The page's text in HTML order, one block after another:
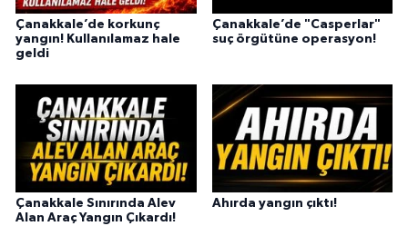
Çanakkale’de korkunç
yangın! Kullanılamaz hale
geldi
Çanakkale’de "Casperlar"
suç örgütüne operasyon!
Çanakkale Sınırında Alev
Alan Araç Yangın Çıkardı!
Ahırda yangın çıktı!